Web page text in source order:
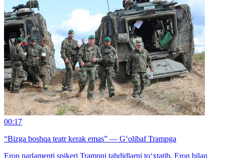
00:17
“Bizga boshqa teatr kerak emas” — G‘olibaf Trampga
Eron parlamenti spikeri Trampni tahdidlarni to‘xtatib, Eron bilan